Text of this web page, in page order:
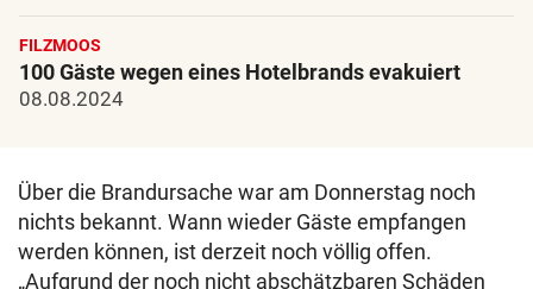
FILZMOOS
100 Gäste wegen eines Hotelbrands evakuiert
08.08.2024
Über die Brandursache war am Donnerstag noch
nichts bekannt. Wann wieder Gäste empfangen
werden können, ist derzeit noch völlig offen.
„Aufgrund der noch nicht abschätzbaren Schäden